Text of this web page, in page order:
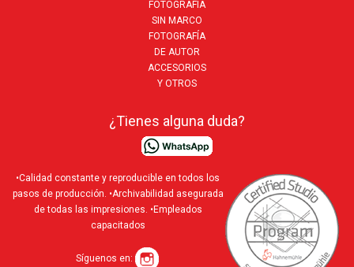
FOTOGRAFÍA
SIN MARCO
FOTOGRAFÍA
DE AUTOR
ACCESORIOS
Y OTROS
¿Tienes alguna duda?
•Calidad constante y reproducible en todos los
pasos de producción. •Archivabilidad asegurada
de todas las impresiones. •Empleados
capacitados
Síguenos en: